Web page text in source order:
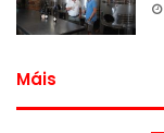
Máis